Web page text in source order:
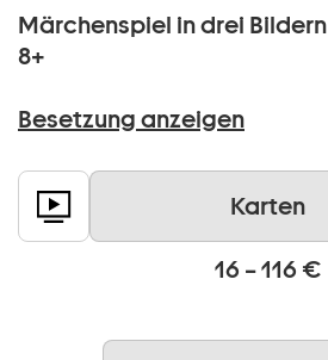
Märchenspiel in drei Bildern
8+
Besetzung anzeigen
Karten
16 – 116 €